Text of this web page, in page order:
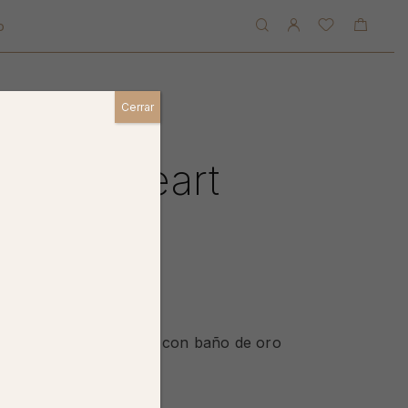
almond heart bright stud
Heart
+ brillito, elaborado con baño de oro
Cerrar